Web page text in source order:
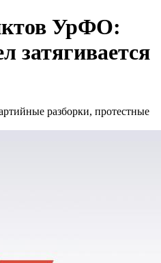
УрФО:
затягивается
разборки, протестные